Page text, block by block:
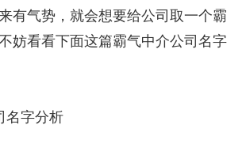
有气势，就会想要给公司取一个霸
妨看看下面这篇霸气中介公司名字
名字分析